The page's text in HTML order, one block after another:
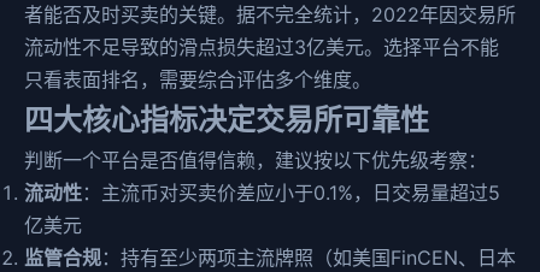
者能否及时买卖的关键。据不完全统计，2022年因交易所
流动性不足导致的滑点损失超过3亿美元。选择平台不能
只看表面排名，需要综合评估多个维度。
四大核心指标决定交易所可靠性
判断一个平台是否值得信赖，建议按以下优先级考察：
流动性：主流币对买卖价差应小于0.1%，日交易量超过5
亿美元
监管合规：持有至少两项主流牌照（如美国FinCEN、日本